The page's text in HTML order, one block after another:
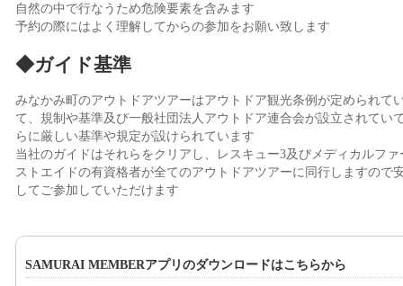
自然の中で行なうため危険要素を含みます
予約の際にはよく理解してからの参加をお願い致します
◆ガイド基準
みなかみ町のアウトドアツアーはアウトドア観光条例が定められて
て、規制や基準及び一般社団法人アウトドア連合会が設立されてい
らに厳しい基準や規定が設けられています
当社のガイドはそれらをクリアし、レスキュー3及びメディカルファ
ストエイドの有資格者が全てのアウトドアツアーに同行しますので
してご参加していただけます
SAMURAI MEMBERアプリのダウンロードはこちらから